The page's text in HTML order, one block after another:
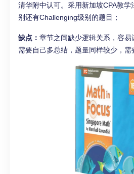
清华附中认可。采用新加坡CPA教学
别还有Challenging级别的题目；
缺点： 章节之间缺少逻辑关系，容易
需要自己多总结，题量同样较少，需